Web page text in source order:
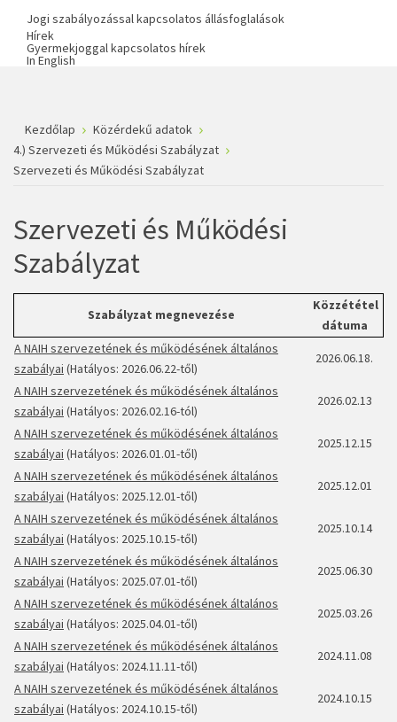
Jogi szabályozással kapcsolatos állásfoglalások
Hírek
Gyermekjoggal kapcsolatos hírek
In English
Kezdőlap
Közérdekű adatok
4.) Szervezeti és Működési Szabályzat
Szervezeti és Működési Szabályzat
Szervezeti és Működési
Szabályzat
Szabályzat megnevezése
Közzététel
dátuma
A NAIH szervezetének és működésének általános
szabályai (Hatályos: 2026.06.22-től)
2026.06.18.
A NAIH szervezetének és működésének általános
szabályai (Hatályos: 2026.02.16-tól)
2026.02.13
A NAIH szervezetének és működésének általános
szabályai (Hatályos: 2026.01.01-től)
2025.12.15
A NAIH szervezetének és működésének általános
szabályai (Hatályos: 2025.12.01-től)
2025.12.01
A NAIH szervezetének és működésének általános
szabályai (Hatályos: 2025.10.15-től)
2025.10.14
A NAIH szervezetének és működésének általános
szabályai (Hatályos: 2025.07.01-től)
2025.06.30
A NAIH szervezetének és működésének általános
szabályai (Hatályos: 2025.04.01-től)
2025.03.26
A NAIH szervezetének és működésének általános
szabályai (Hatályos: 2024.11.11-től)
2024.11.08
A NAIH szervezetének és működésének általános
szabályai (Hatályos: 2024.10.15-től)
2024.10.15